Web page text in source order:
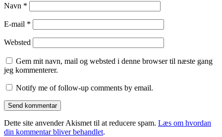
Navn *
E-mail *
Websted
Gem mit navn, mail og websted i denne browser til næste gang
jeg kommenterer.
Notify me of follow-up comments by email.
Dette site anvender Akismet til at reducere spam. Læs om hvordan
din kommentar bliver behandlet.